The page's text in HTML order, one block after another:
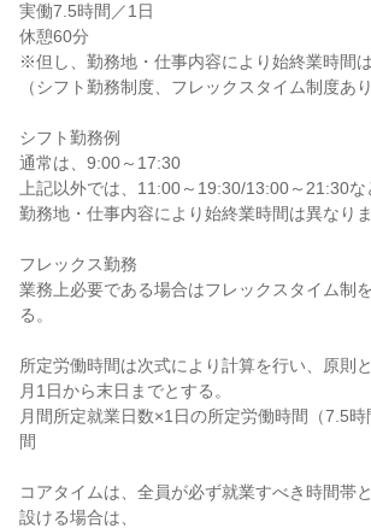
実働7.5時間／1日
休憩60分
※但し、勤務地・仕事内容により始終業時間は
（シフト勤務制度、フレックスタイム制度あり
シフト勤務例
通常は、9:00～17:30
上記以外では、11:00～19:30/13:00～21:30な
勤務地・仕事内容により始終業時間は異なりま
フレックス勤務
業務上必要である場合はフレックスタイム制
る。
所定労働時間は次式により計算を行い、原則
月1日から末日までとする。
月間所定就業日数×1日の所定労働時間（7.5
間
コアタイムは、全員が必ず就業すべき時間帯
設ける場合は、